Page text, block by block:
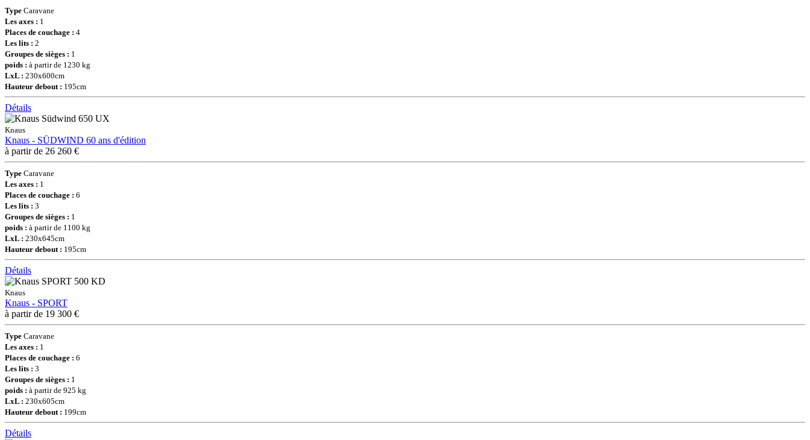
Type Caravane
Les axes : 1
Places de couchage : 4
Les lits : 2
Groupes de sièges : 1
poids : à partir de 1230 kg
LxL : 230x600cm
Hauteur debout : 195cm
Détails
Knaus
Knaus - SÜDWIND 60 ans d'édition
à partir de 26 260 €
Type Caravane
Les axes : 1
Places de couchage : 6
Les lits : 3
Groupes de sièges : 1
poids : à partir de 1100 kg
LxL : 230x645cm
Hauteur debout : 195cm
Détails
Knaus
Knaus - SPORT
à partir de 19 300 €
Type Caravane
Les axes : 1
Places de couchage : 6
Les lits : 3
Groupes de sièges : 1
poids : à partir de 925 kg
LxL : 230x605cm
Hauteur debout : 199cm
Détails